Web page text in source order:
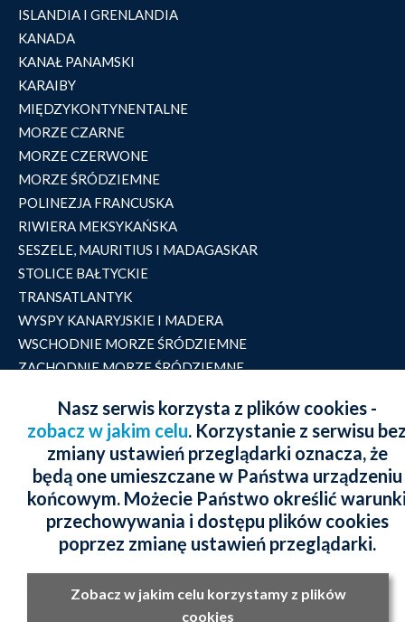
ISLANDIA I GRENLANDIA
KANADA
KANAŁ PANAMSKI
KARAIBY
MIĘDZYKONTYNENTALNE
MORZE CZARNE
MORZE CZERWONE
MORZE ŚRÓDZIEMNE
POLINEZJA FRANCUSKA
RIWIERA MEKSYKAŃSKA
SESZELE, MAURITIUS I MADAGASKAR
STOLICE BAŁTYCKIE
TRANSATLANTYK
WYSPY KANARYJSKIE I MADERA
WSCHODNIE MORZE ŚRÓDZIEMNE
ZACHODNIE MORZE ŚRÓDZIEMNE
Opublikowane na stronach www.niebieskamila.pl
informacje i ceny nie stanowią oferty w rozumieniu
przepisów kodeksu cywilnego.
® Niebieska Mila jest zarejestrowaną marką
Nasz serwis korzysta z plików cookies -
zobacz w jakim celu. Korzystanie z serwisu
zmiany ustawień przeglądarki oznacza, że
będą one umieszczane w Państwa urządzeniu
końcowym. Możecie Państwo określić
przechowywania i dostępu plików cookies
poprzez zmianę ustawień przeglądarki.
Zobacz w jakim celu korzystamy z plików
cookies